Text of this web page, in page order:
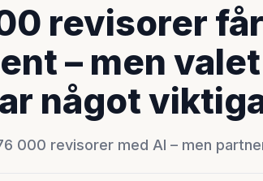
revisorer
– men
något
000 revisorer med AI – men